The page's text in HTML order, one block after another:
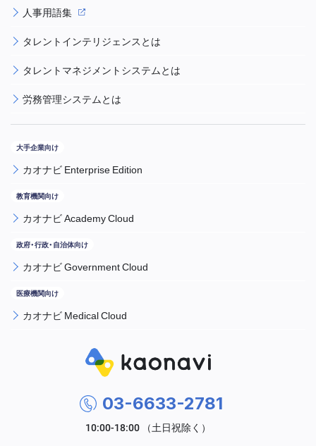
人事用語集
タレントインテリジェンスとは
タレントマネジメントシステムとは
労務管理システムとは
カオナビ Enterprise Edition
カオナビ Academy Cloud
カオナビ Government Cloud
カオナビ Medical Cloud
03-6633-2781